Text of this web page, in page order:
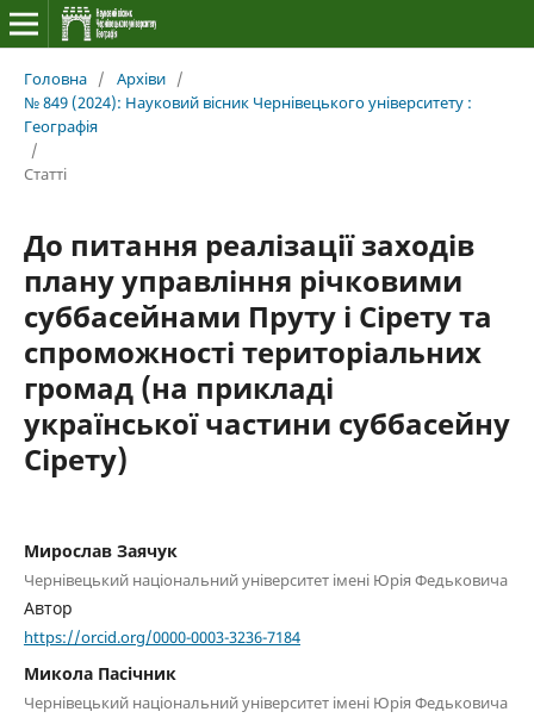
Головна / Архіви /
№ 849 (2024): Науковий вісник Чернівецького університету :
Географія
/
Статті
До питання реалізації заходів
плану управління річковими
суббасейнами Пруту і Сірету та
спроможності територіальних
громад (на прикладі
української частини суббасейну
Сірету)
Мирослав Заячук
Чернівецький національний університет імені Юрія Федьковича
Автор
https://orcid.org/0000-0003-3236-7184
Микола Пасічник
Чернівецький національний університет імені Юрія Федьковича